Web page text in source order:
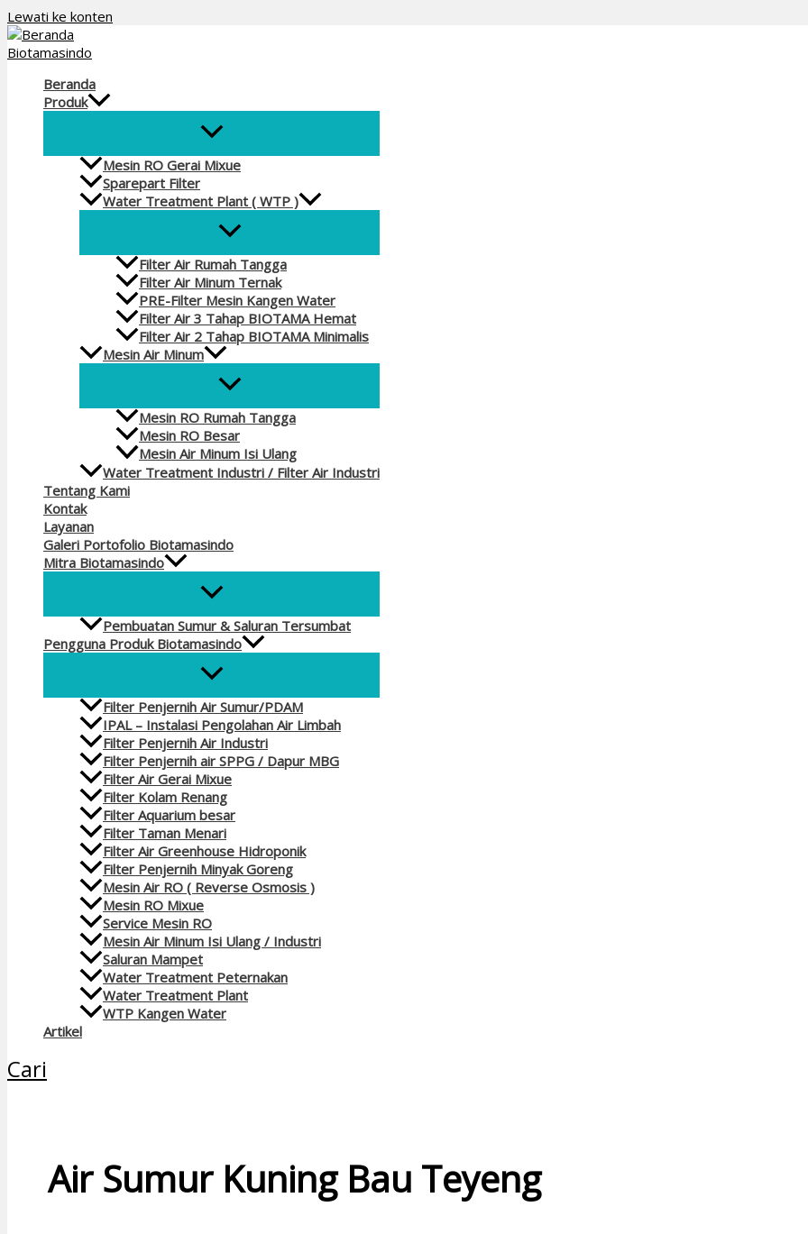
Lewati ke konten
Beranda
Produk
Mesin RO Gerai Mixue
Sparepart Filter
Water Treatment Plant ( WTP )
Filter Air Rumah Tangga
Filter Air Minum Ternak
PRE-Filter Mesin Kangen Water
Filter Air 3 Tahap BIOTAMA Hemat
Filter Air 2 Tahap BIOTAMA Minimalis
Mesin Air Minum
Mesin RO Rumah Tangga
Mesin RO Besar
Mesin Air Minum Isi Ulang
Water Treatment Industri / Filter Air Industri
Tentang Kami
Kontak
Layanan
Galeri Portofolio Biotamasindo
Mitra Biotamasindo
Pembuatan Sumur & Saluran Tersumbat
Pengguna Produk Biotamasindo
Filter Penjernih Air Sumur/PDAM
IPAL – Instalasi Pengolahan Air Limbah
Filter Penjernih Air Industri
Filter Penjernih air SPPG / Dapur MBG
Filter Air Gerai Mixue
Filter Kolam Renang
Filter Aquarium besar
Filter Taman Menari
Filter Air Greenhouse Hidroponik
Filter Penjernih Minyak Goreng
Mesin Air RO ( Reverse Osmosis )
Mesin RO Mixue
Service Mesin RO
Mesin Air Minum Isi Ulang / Industri
Saluran Mampet
Water Treatment Peternakan
Water Treatment Plant
WTP Kangen Water
Artikel
Cari
Air Sumur Kuning Bau Teyeng